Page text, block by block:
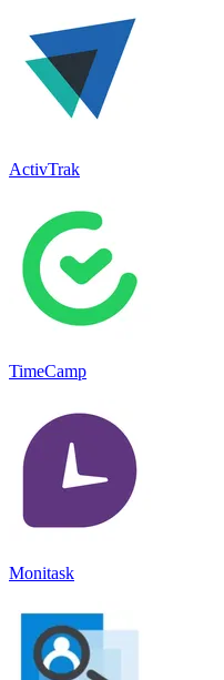
ActivTrak
TimeCamp
Monitask